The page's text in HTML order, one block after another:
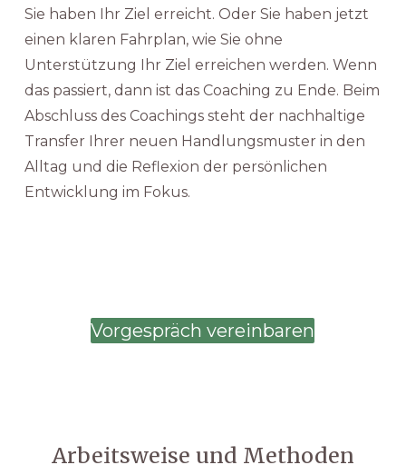
Sie haben Ihr Ziel erreicht. Oder Sie haben jetzt
einen klaren Fahrplan, wie Sie ohne
Unterstützung Ihr Ziel erreichen werden. Wenn
das passiert, dann ist das Coaching zu Ende. Beim
Abschluss des Coachings steht der nachhaltige
Transfer Ihrer neuen Handlungsmuster in den
Alltag und die Reflexion der persönlichen
Entwicklung im Fokus.
Vorgespräch vereinbaren
Arbeitsweise und Methoden